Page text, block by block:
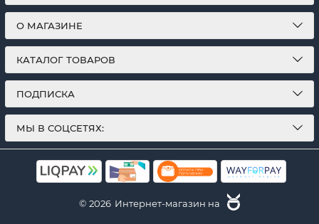
О МАГАЗИНЕ
КАТАЛОГ ТОВАРОВ
ПОДПИСКА
МЫ В СОЦСЕТЯХ:
© 2026 Интернет-магазин на